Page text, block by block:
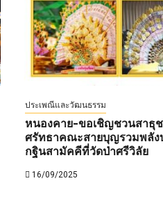
ประเพณีและวัฒนธรรม
หนองคาย-ขอเชิญชวนสาธุ
ศรัทธาคณะสายบุญรวมพลั
กฐินสามัคคีที่วัดป่าศรีวิลัย
16/09/2025